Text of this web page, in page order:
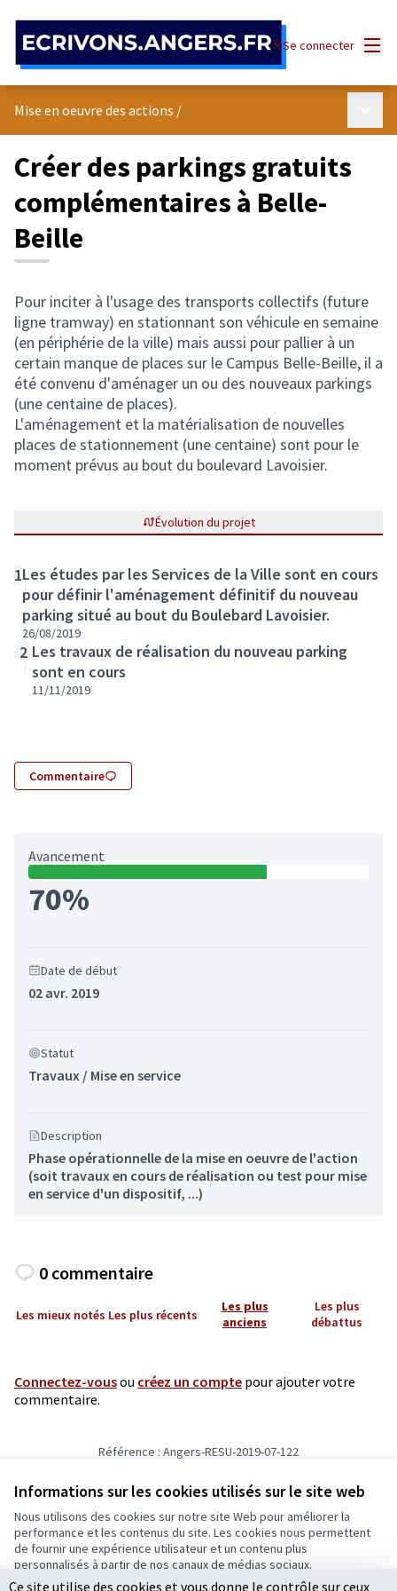
Informations sur les cookies utilisés sur le site web
Nous utilisons des cookies sur notre site Web pour améliorer la
performance et les contenus du site. Les cookies nous permettent
de fournir une expérience utilisateur et un contenu plus
personnalisés à partir de nos canaux de médias sociaux.
Tout accepter
Se connecter
Mise en oeuvre des actions /
Créer des parkings gratuits
complémentaires à Belle-
Beille
Pour inciter à l'usage des transports collectifs (future
ligne tramway) en stationnant son véhicule en semaine
(en périphérie de la ville) mais aussi pour pallier à un
certain manque de places sur le Campus Belle-Beille, il a
été convenu d'aménager un ou des nouveaux parkings
(une centaine de places).
L'aménagement et la matérialisation de nouvelles
places de stationnement (une centaine) sont pour le
moment prévus au bout du boulevard Lavoisier.
Évolution du projet
1Les études par les Services de la Ville sont en cours
pour définir l'aménagement définitif du nouveau
parking situé au bout du Boulebard Lavoisier.
26/08/2019
2 Les travaux de réalisation du nouveau parking
sont en cours
11/11/2019
Commentaire
Avancement
70%
Date de début
02 avr. 2019
Statut
Travaux / Mise en service
Description
Phase opérationnelle de la mise en oeuvre de l'action
(soit travaux en cours de réalisation ou test pour mise
en service d'un dispositif, ...)
0 commentaire
Les mieux notés Les plus récents
Les plus
anciens
Les plus
débattus
Connectez-vousou créez un compte pour ajouter votre
commentaire.
Référence : Angers-RESU-2019-07-122
Conditions d'utilisation
Paramètres des cookies
Ecrivons Angers sur X
(Lien externe)
Ecrivons Angers sur Facebook
(Lien externe)
Ce site utilise des cookies et vous donne le contrôle sur ceux